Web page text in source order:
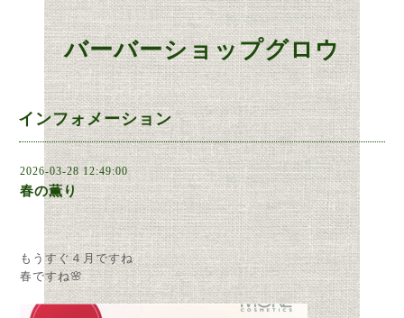
バーバーショップグロウ
インフォメーション
2026-03-28 12:49:00
春の薫り
もうすぐ４月ですね
春ですね🌸